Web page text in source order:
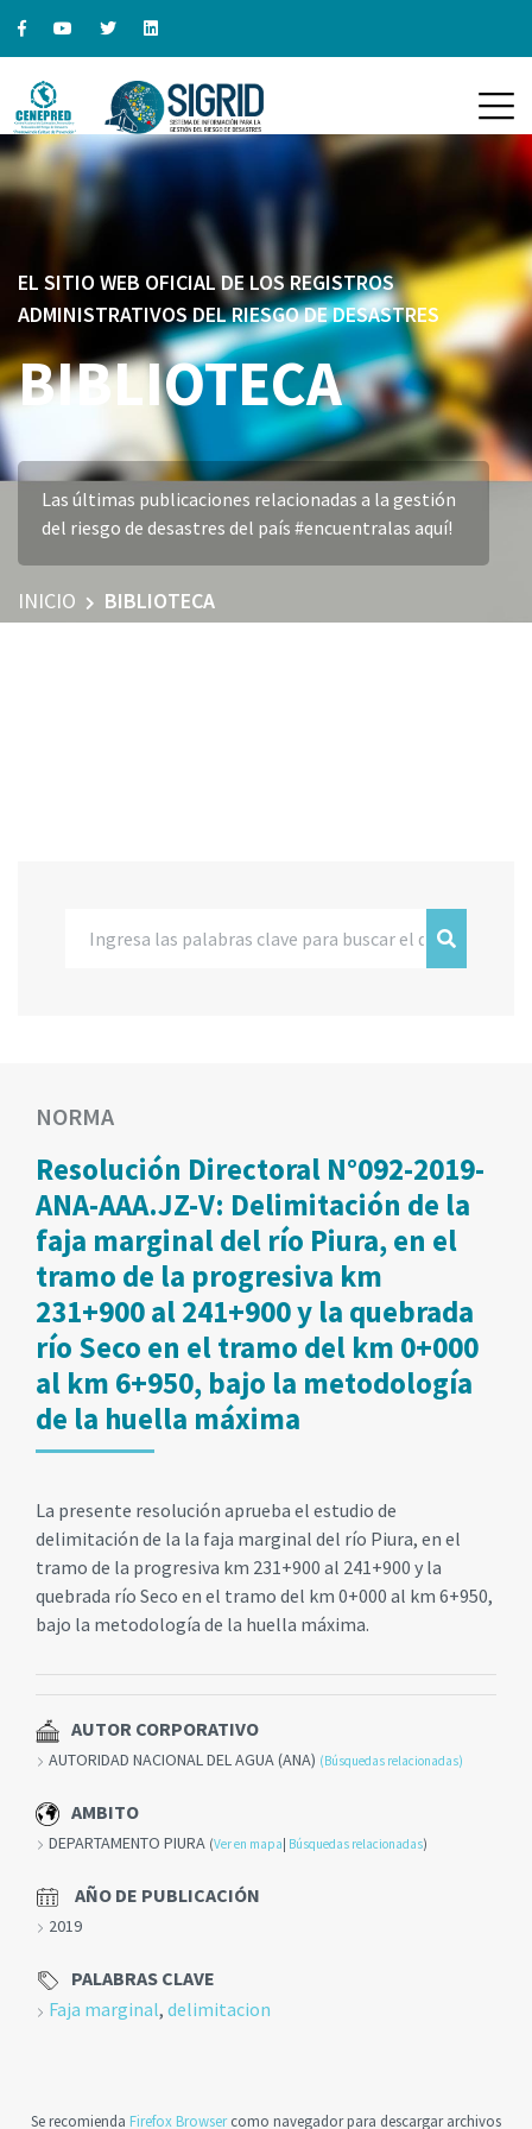
EL SITIO WEB OFICIAL DE LOS REGISTROS
ADMINISTRATIVOS DEL RIESGO DE DESASTRES
BIBLIOTECA
Las últimas publicaciones relacionadas a la gestión
del riesgo de desastres del país #encuentralas aquí!
INICIO BIBLIOTECA
NORMA
Resolución Directoral N°092-2019-
ANA-AAA.JZ-V: Delimitación de la
faja marginal del río Piura, en el
tramo de la progresiva km
231+900 al 241+900 y la quebrada
río Seco en el tramo del km 0+000
al km 6+950, bajo la metodología
de la huella máxima
La presente resolución aprueba el estudio de
delimitación de la la faja marginal del río Piura, en el
tramo de la progresiva km 231+900 al 241+900 y la
quebrada río Seco en el tramo del km 0+000 al km 6+950,
bajo la metodología de la huella máxima.
AUTOR CORPORATIVO
AUTORIDAD NACIONAL DEL AGUA (ANA) (Búsquedas relacionadas)
AMBITO
DEPARTAMENTO PIURA (Ver en mapa Búsquedas relacionadas)
AÑO DE PUBLICACIÓN
2019
PALABRAS CLAVE
Faja marginal, delimitacion
Se recomienda Firefox Browsercomo navegador para descargar archivos